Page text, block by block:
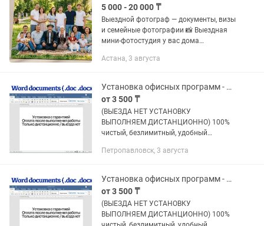
5 000 - 20 000 ₸
Выездной фотограф — документы, визы
и семейные фотографии 📸 Выездная
мини-фотостудия у вас дома
к вам со студийным оборудованием.
Астана, 3 августа
Установка офисных программ - Ворд документы, таблицы, презентации. Онлайн.
от 3 500 ₸
(ВЫЕЗДА НЕТ УСТАНОВКУ
ВЫПОЛНЯЕМ ДИСТАНЦИОННО) 100%
чистый, безлимитный, удобный
практически идентичный Microsoft
постоянной активации и...
Петропавловск, 3 августа
Установка офисных программ - Ворд документы, таблицы, презентации. Онлайн.
от 3 500 ₸
(ВЫЕЗДА НЕТ УСТАНОВКУ
ВЫПОЛНЯЕМ ДИСТАНЦИОННО) 100%